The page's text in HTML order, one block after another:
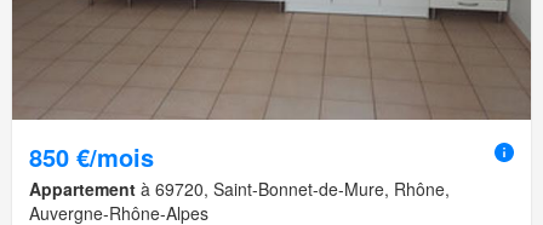
850 €/mois
Appartement à 69720, Saint-Bonnet-de-Mure, Rhône,
Auvergne-Rhône-Alpes